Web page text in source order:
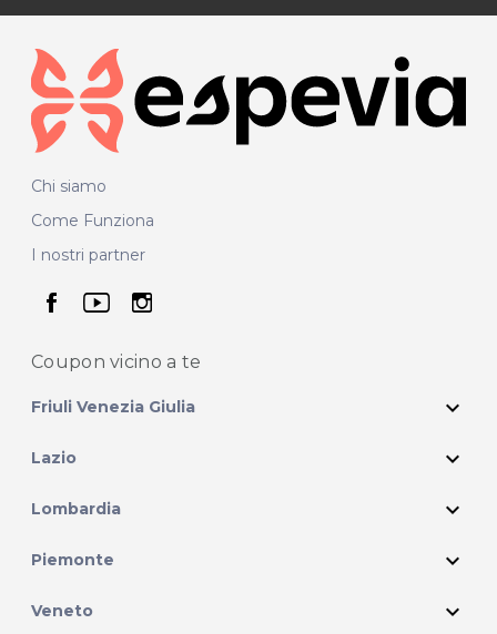
Chi siamo
Come Funziona
I nostri partner
seguici su facebook
seguici su youtube
seguici su instagram
Coupon vicino a te
Friuli Venezia Giulia expand_more
Lazio expand_more
Lombardia expand_more
Piemonte expand_more
Veneto expand_more